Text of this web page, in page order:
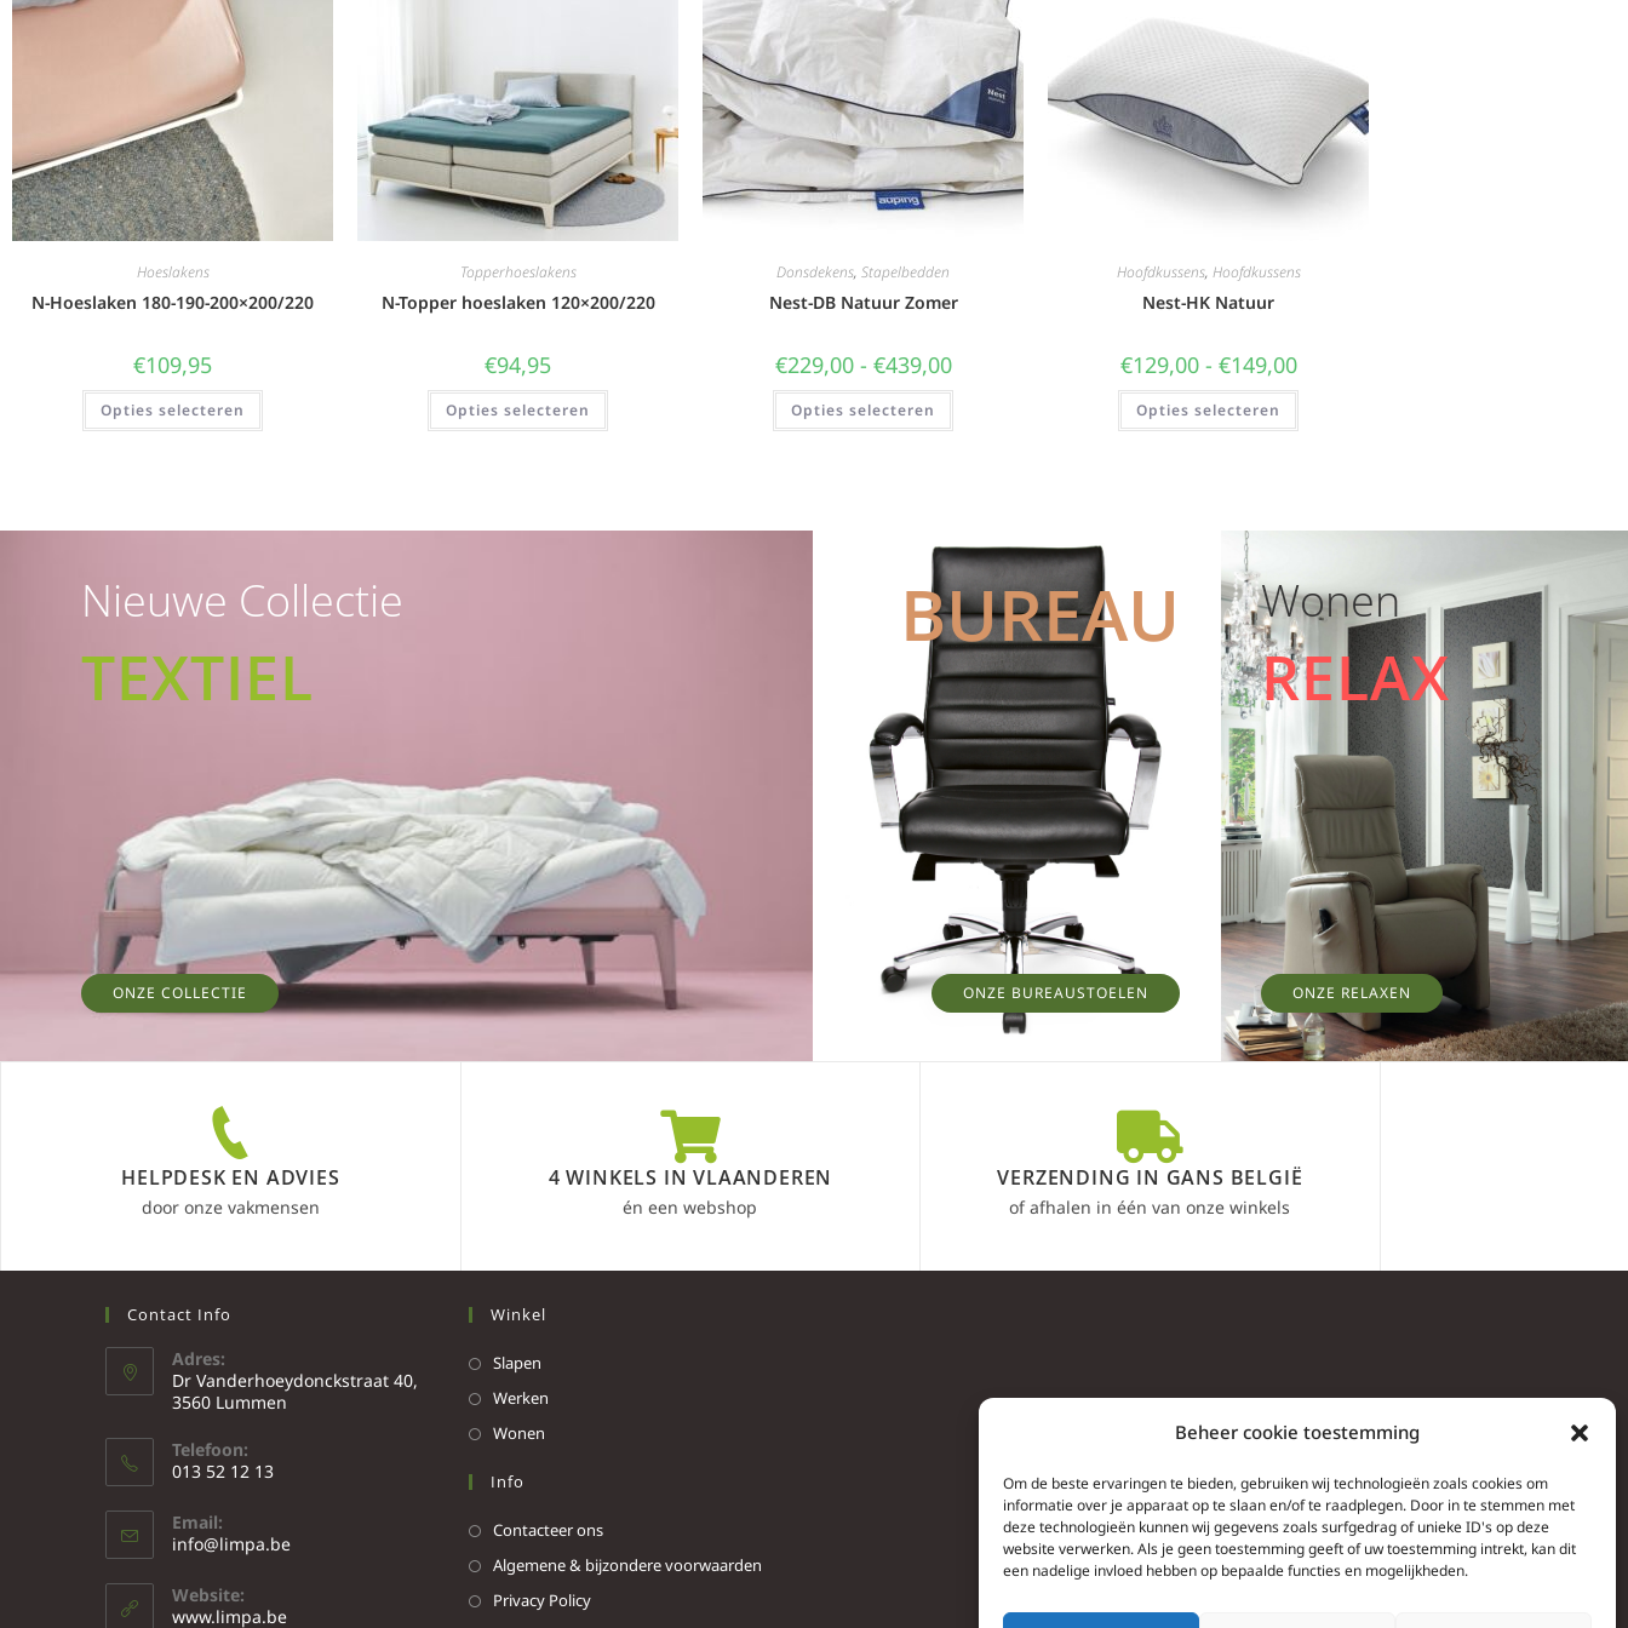
Beheer cookie toestemming
Om de beste ervaringen te bieden, gebruiken wij technologieën zoals cookies om
informatie over je apparaat op te slaan en/of te raadplegen. Door in te stemmen met
deze technologieën kunnen wij gegevens zoals surfgedrag of unieke ID's op deze
website verwerken. Als je geen toestemming geeft of uw toestemming intrekt, kan dit
een nadelige invloed hebben op bepaalde functies en mogelijkheden.
Hoeslakens
N-Hoeslaken 180-190-200×200/220
€109,95
Opties selecteren
Topperhoeslakens
N-Topper hoeslaken 120×200/220
€94,95
Opties selecteren
Donsdekens, Stapelbedden
Nest-DB Natuur Zomer
€229,00 - €439,00
Opties selecteren
Hoofdkussens, Hoofdkussens
Nest-HK Natuur
€129,00 - €149,00
Opties selecteren
Nieuwe Collectie
TEXTIEL
ONZE COLLECTIE
BUREAU
ONZE BUREAUSTOELEN
Wonen
RELAX
ONZE RELAXEN
HELPDESK EN ADVIES
door onze vakmensen
4 WINKELS IN VLAANDEREN
én een webshop
VERZENDING IN GANS BELGIË
of afhalen in één van onze winkels
Contact Info
Adres:
Dr Vanderhoeydonckstraat 40,
3560 Lummen
Telefoon:
013 52 12 13
Email:
info@limpa.be
Website:
www.limpa.be
Winkel
Slapen
Werken
Wonen
Info
Contacteer ons
Algemene & bijzondere voorwaarden
Privacy Policy